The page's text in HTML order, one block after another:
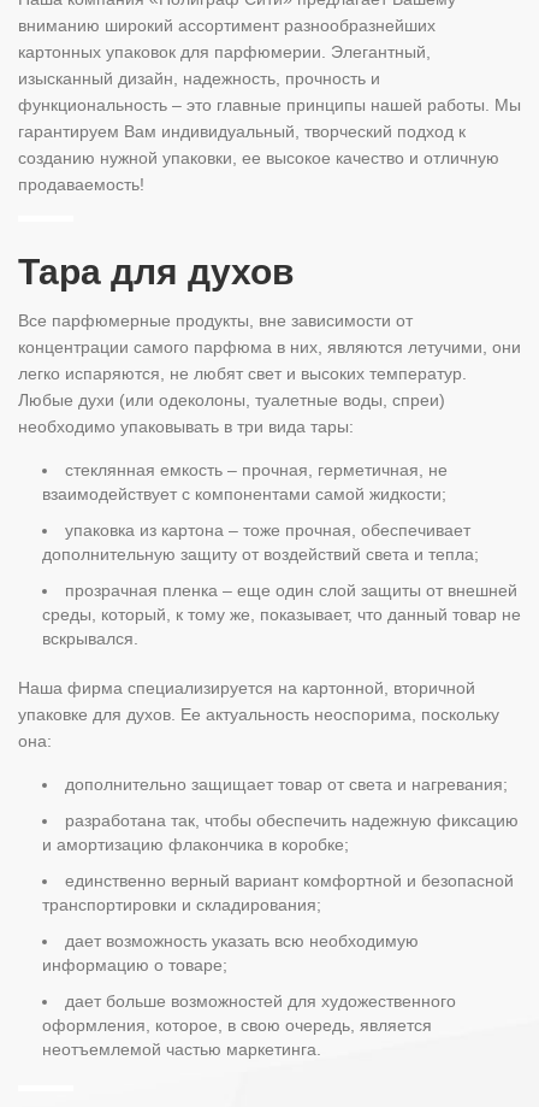
вниманию широкий ассортимент разнообразнейших
картонных упаковок для парфюмерии. Элегантный,
изысканный дизайн, надежность, прочность и
функциональность – это главные принципы нашей работы. Мы
гарантируем Вам индивидуальный, творческий подход к
созданию нужной упаковки, ее высокое качество и отличную
продаваемость!
Тара для духов
Все парфюмерные продукты, вне зависимости от
концентрации самого парфюма в них, являются летучими, они
легко испаряются, не любят свет и высоких температур.
Любые духи (или одеколоны, туалетные воды, спреи)
необходимо упаковывать в три вида тары:
стеклянная емкость – прочная, герметичная, не
взаимодействует с компонентами самой жидкости;
упаковка из картона – тоже прочная, обеспечивает
дополнительную защиту от воздействий света и тепла;
прозрачная пленка – еще один слой защиты от внешней
среды, который, к тому же, показывает, что данный товар не
вскрывался.
Наша фирма специализируется на картонной, вторичной
упаковке для духов. Ее актуальность неоспорима, поскольку
она:
дополнительно защищает товар от света и нагревания;
разработана так, чтобы обеспечить надежную фиксацию
и амортизацию флакончика в коробке;
единственно верный вариант комфортной и безопасной
транспортировки и складирования;
дает возможность указать всю необходимую
информацию о товаре;
дает больше возможностей для художественного
оформления, которое, в свою очередь, является
неотъемлемой частью маркетинга.